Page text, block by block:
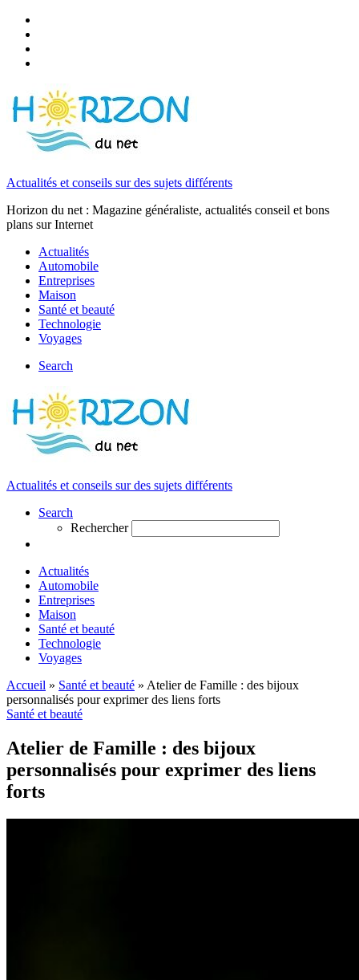
Actualités et conseils sur des sujets différents
Horizon du net : Magazine généraliste, actualités conseil et bons
plans sur Internet
Actualités
Automobile
Entreprises
Maison
Santé et beauté
Technologie
Voyages
Search
Actualités et conseils sur des sujets différents
Search
Rechercher
Actualités
Automobile
Entreprises
Maison
Santé et beauté
Technologie
Voyages
Accueil » Santé et beauté » Atelier de Famille : des bijoux
personnalisés pour exprimer des liens forts
Santé et beauté
Atelier de Famille : des bijoux
personnalisés pour exprimer des liens
forts